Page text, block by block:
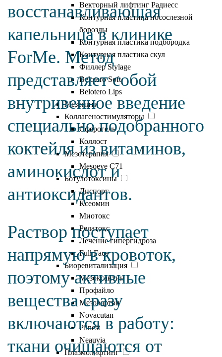
Векторный лифтинг Радиесс
Контурная пластика носослезной
борозды
Контурная пластика подбородка
Контурная пластика скул
Филлер Stylage
Belotero Soft
Belotero Lips
Мезонити
Коллагеностимуляторы
Сферогель
Коллост
Мезотерапия
Mesoeye C71
Ботулотоксины
Диспорт
Ксеомин
Миотокс
Релатокс
Лечение гипергидроза
Full Face
Биоревитализация
Мезоксантин
Профайло
Мезовартон
Novacutan
Plinest
Neauvia
Плазмолифтинг
восстанавливающая
капельница в клинике
ForMe. Метод
представляет собой
внутривенное введение
специально подобранного
коктейля из витаминов,
аминокислот и
антиоксидантов.
Раствор поступает
напрямую в кровоток,
поэтому активные
вещества сразу
включаются в работу:
ткани очищаются от